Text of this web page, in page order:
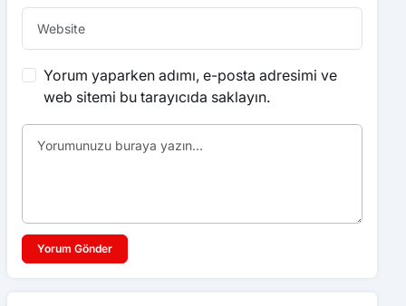
Yorum yaparken adımı, e-posta adresimi ve
web sitemi bu tarayıcıda saklayın.
Yorum Gönder